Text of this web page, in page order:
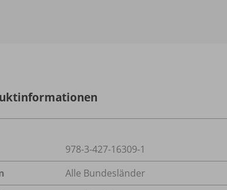
978-3-427-16309-1
Alle Bundesländer